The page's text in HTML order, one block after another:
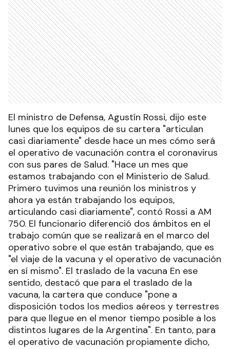
El ministro de Defensa, Agustín Rossi, dijo este
lunes que los equipos de su cartera "articulan
casi diariamente" desde hace un mes cómo será
el operativo de vacunación contra el coronavirus
con sus pares de Salud. "Hace un mes que
estamos trabajando con el Ministerio de Salud.
Primero tuvimos una reunión los ministros y
ahora ya están trabajando los equipos,
articulando casi diariamente", contó Rossi a AM
750. El funcionario diferenció dos ámbitos en el
trabajo común que se realizará en el marco del
operativo sobre el que están trabajando, que es
"el viaje de la vacuna y el operativo de vacunación
en sí mismo". El traslado de la vacuna En ese
sentido, destacó que para el traslado de la
vacuna, la cartera que conduce "pone a
disposición todos los medios aéreos y terrestres
para que llegue en el menor tiempo posible a los
distintos lugares de la Argentina". En tanto, para
el operativo de vacunación propiamente dicho,